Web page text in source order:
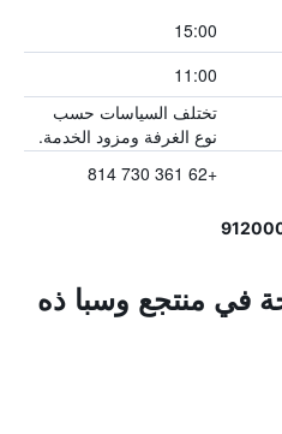
15:00
11:00
تختلف السياسات حسب
نوع الغرفة ومزود الخدمة.
+62 361 730 814
في منتجع وسبا ذه